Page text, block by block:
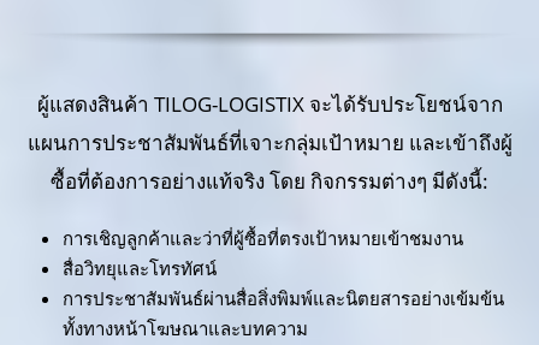
ผู้แสดงสินค้า TILOG-LOGISTIX จะได้รับประโยชน์จาก
แผนการประชาสัมพันธ์ที่เจาะกลุ่มเป้าหมาย และเข้าถึงผู้
ซื้อที่ต้องการอย่างแท้จริง โดย กิจกรรมต่างๆ มีดังนี้:
การเชิญลูกค้าและว่าที่ผู้ซื้อที่ตรงเป้าหมายเข้าชมงาน
สื่อวิทยุและโทรทัศน์
การประชาสัมพันธ์ผ่านสื่อสิ่งพิมพ์และนิตยสารอย่างเข้มข้น
ทั้งทางหน้าโฆษณาและบทความ